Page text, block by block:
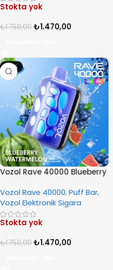
Stokta yok
₺1.750,00 ₺1.470,00
-16%
Vozol Rave 40000 Blueberry
Vozol Rave 40000,Puff Bar,
Vozol Elektronik Sigara
Stokta yok
₺1.750,00 ₺1.470,00